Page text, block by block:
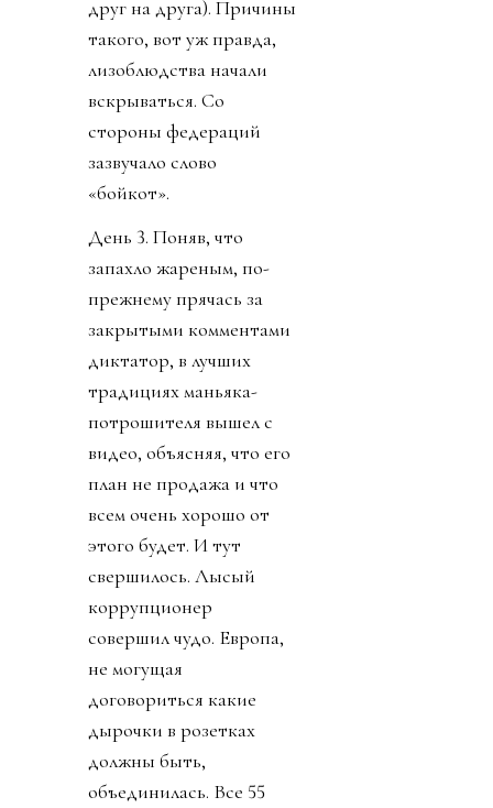
друг на друга). Причины
такого, вот уж правда,
лизоблюдства начали
вскрываться. Со
стороны федераций
зазвучало слово
«бойкот».
День 3. Поняв, что
запахло жареным, по-
прежнему прячась за
закрытыми комментами
диктатор, в лучших
традициях маньяка-
потрошителя вышел с
видео, объясняя, что его
план не продажа и что
всем очень хорошо от
этого будет. И тут
свершилось. Лысый
коррупционер
совершил чудо. Европа,
не могущая
договориться какие
дырочки в розетках
должны быть,
объединилась. Все 55